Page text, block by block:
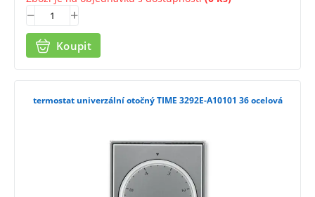
Koupit
termostat univerzální otočný TIME 3292E-A10101 36 ocelová